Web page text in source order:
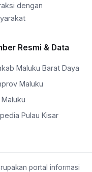
dengan
Resmi & Data
Maluku Barat Daya
Maluku
Maluku
Pulau Kisar
portal informasi